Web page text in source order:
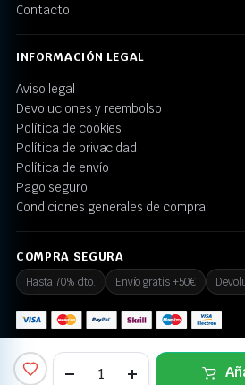
Contacto
INFORMACIÓN LEGAL
Aviso legal
Devoluciones y reembolso
Política de cookies
Política de privacidad
Política de envío
Pago seguro
Condiciones generales de compra
COMPRA SEGURA
Hasta 70% dto. Envío gratis +50€
💬